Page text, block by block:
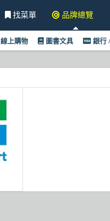
找菜單 品牌總覽
線上購物 圖書文具 銀行